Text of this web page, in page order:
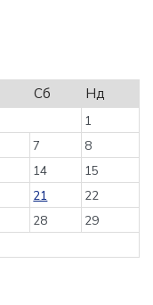
Сб Нд
1
7
8
14
15
21
22
28
29